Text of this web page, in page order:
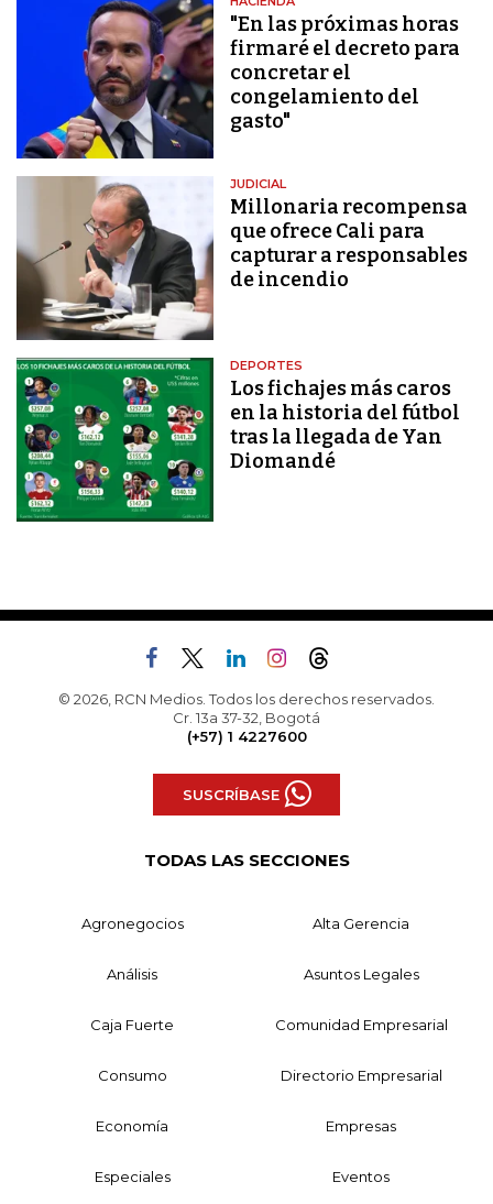
"En las próximas horas
firmaré el decreto para
concretar el
congelamiento del
gasto"
JUDICIAL
Millonaria recompensa
que ofrece Cali para
capturar a responsables
de incendio
DEPORTES
Los fichajes más caros
en la historia del fútbol
tras la llegada de Yan
Diomandé
© 2026, RCN Medios. Todos los derechos reservados.
Cr. 13a 37-32, Bogotá
(+57) 1 4227600
SUSCRÍBASE
TODAS LAS SECCIONES
Agronegocios Alta Gerencia
Análisis Asuntos Legales
Caja Fuerte Comunidad Empresarial
Consumo Directorio Empresarial
Economía Empresas
Especiales Eventos